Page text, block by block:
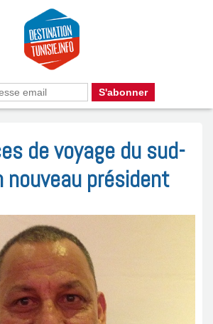
de voyage du sud-
président